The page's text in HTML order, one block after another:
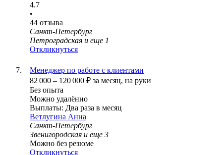
4.7
•
44 отзыва
Санкт-Петербург
Петроградская и еще 1
Откликнуться
Менеджер по работе с клиентами
82 000 – 120 000 ₽ за месяц, на руки
Без опыта
Можно удалённо
Выплаты: Два раза в месяц
Ветлугина Анна
Санкт-Петербург
Звенигородская и еще 3
Можно без резюме
Откликнуться